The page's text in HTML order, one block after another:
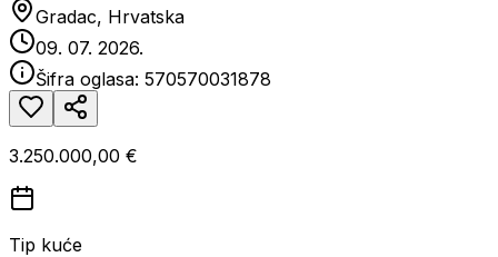
Gradac, Hrvatska
09. 07. 2026.
Šifra oglasa: 570570031878
3.250.000,00 €
Tip kuće